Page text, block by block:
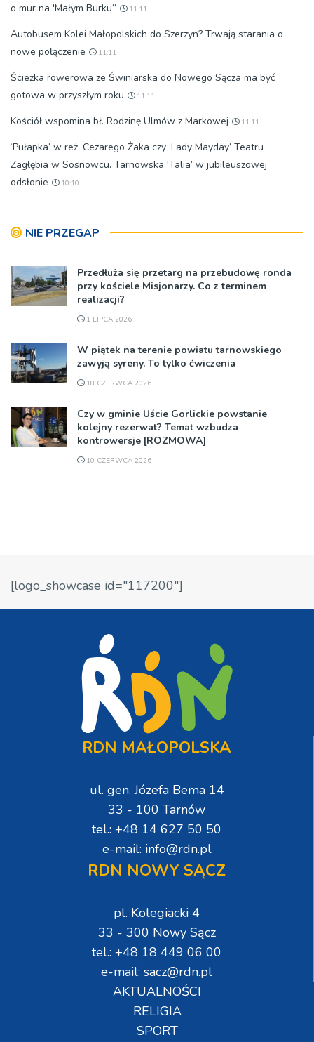
o mur na 'Małym Burku”
11:11
Autobusem Kolei Małopolskich do Szerzyn? Trwają starania o
nowe połączenie
11:11
Ścieżka rowerowa ze Świniarska do Nowego Sącza ma być
gotowa w przyszłym roku
11:11
Kościół wspomina bł. Rodzinę Ulmów z Markowej 11:11
‘Pułapka’ w reż. Cezarego Żaka czy ‘Lady Mayday’ Teatru
Zagłębia w Sosnowcu. Tarnowska 'Talia’ w jubileuszowej
odsłonie
10:10
NIE PRZEGAP
Przedłuża się przetarg na przebudowę ronda
przy kościele Misjonarzy. Co z terminem
realizacji?
1 LIPCA 2026
W piątek na terenie powiatu tarnowskiego
zawyją syreny. To tylko ćwiczenia
18 CZERWCA 2026
Czy w gminie Uście Gorlickie powstanie
kolejny rezerwat? Temat wzbudza
kontrowersje [ROZMOWA]
10 CZERWCA 2026
[logo_showcase id="117200"]
RDN MAŁOPOLSKA
ul. gen. Józefa Bema 14
33 - 100 Tarnów
tel.: +48 14 627 50 50
e-mail: info@rdn.pl
RDN NOWY SĄCZ
pl. Kolegiacki 4
33 - 300 Nowy Sącz
tel.: +48 18 449 06 00
e-mail: sacz@rdn.pl
AKTUALNOŚCI
RELIGIA
SPORT